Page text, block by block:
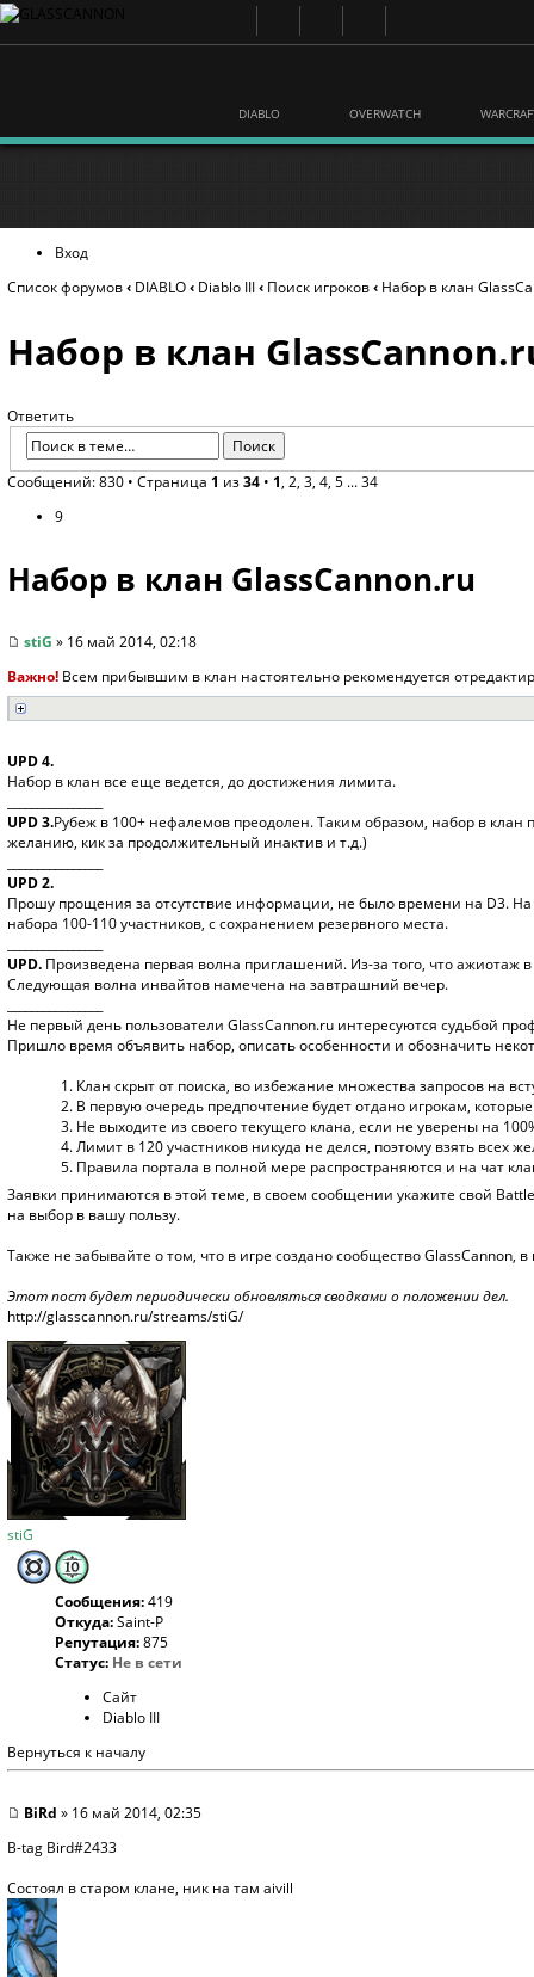
DIABLO OVERWATCH
Вход
Список форумов‹ DIABLO‹ Diablo III‹ Поиск игроков‹ Набор в клан
Набор в клан
Ответить
Сообщений: 830 • Страница 1 из34 • 1, 2, 3, 4, 5 ...34
9
Набор в клан GlassCannon.ru
stiG » 16 май 2014, 02:18
Важно! Всем прибывшим в клан настоятельно рекомендуется
UPD 4.
Набор в клан все еще ведется, до достижения лимита.
UPD 3.Рубеж в 100+ нефалемов преодолен. Таким образом, набор в
желанию, кик за продолжительный инактив и т.д.)
UPD 2.
Прошу прощения за отсутствие информации, не было времени на D3.
набора 100-110 участников, с сохранением резервного места.
UPD. Произведена первая волна приглашений. Из-за того, что ажиотаж
Следующая волна инвайтов намечена на завтрашний вечер.
Не первый день пользователи GlassCannon.ru интересуются судьбой
Пришло время объявить набор, описать особенности и обозначить
Клан скрыт от поиска, во избежание множества запросов на
В первую очередь предпочтение будет отдано игрокам,
Не выходите из своего текущего клана, если не уверены на
Лимит в 120 участников никуда не делся, поэтому взять всех
Правила портала в полной мере распространяются и на чат
Заявки принимаются в этой теме, в своем сообщении укажите свой
на выбор в вашу пользу.
Также не забывайте о том, что в игре создано сообщество
Этот пост будет периодически обновляться сводками о положении дел.
http://glasscannon.ru/streams/stiG/
stiG
Сообщения:419
Откуда:Saint-P
Репутация:875
Статус: Не в сети
Сайт
Diablo III
Вернуться к началу
BiRd » 16 май 2014, 02:35
B-tag Bird#2433
Состоял в старом клане, ник на там aivill